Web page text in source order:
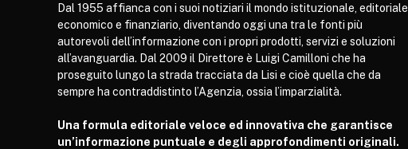
Dal 1955 affianca con i suoi notiziari il mondo istituzionale, editoriale,
economico e finanziario, diventando oggi una tra le fonti più
autorevoli dell’informazione con i propri prodotti, servizi e soluzioni
all’avanguardia. Dal 2009 il Direttore è Luigi Camilloni che ha
proseguito lungo la strada tracciata da Lisi e cioè quella che da
sempre ha contraddistinto l’Agenzia, ossia l’imparzialità.
Una formula editoriale veloce ed innovativa che garantisce
un’informazione puntuale e degli approfondimenti originali.